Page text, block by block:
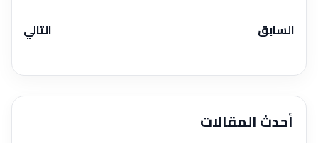
السابق التالي
أحدث المقالات